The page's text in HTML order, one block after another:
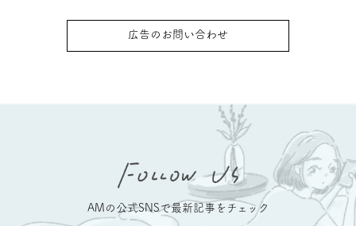
広告のお問い合わせ
AMの公式SNSで最新記事をチェック